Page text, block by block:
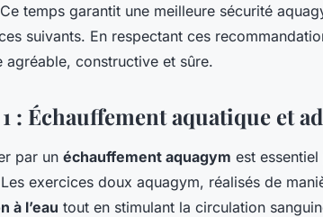
temps garantit une meilleure sécurité
suivants. En respectant ces
agréable, constructive et sûre.
1 : Échauffement aquatique et
par un échauffement aquagym est
exercices doux aquagym, réalisés de
à l’eau tout en stimulant la circulation